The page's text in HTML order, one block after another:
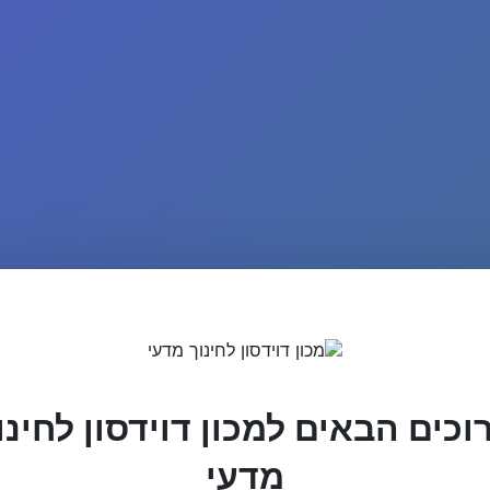
הבאים למכון דוידסון
מדעי